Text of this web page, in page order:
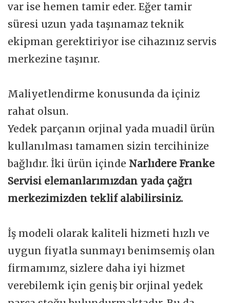
var ise hemen tamir eder. Eğer tamir
süresi uzun yada taşınamaz teknik
ekipman gerektiriyor ise cihazınız servis
merkezine taşınır.
Maliyetlendirme konusunda da içiniz
rahat olsun.
Yedek parçanın orjinal yada muadil ürün
kullanılması tamamen sizin tercihinize
bağlıdır. İki ürün içinde Narlıdere Franke
Servisi elemanlarımızdan yada çağrı
merkezimizden teklif alabilirsiniz.
İş modeli olarak kaliteli hizmeti hızlı ve
uygun fiyatla sunmayı benimsemiş olan
firmamımz, sizlere daha iyi hizmet
verebilemk için geniş bir orjinal yedek